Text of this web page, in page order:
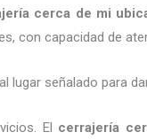
cerca de mi
con capacidad de
señalado para
El cerrajería